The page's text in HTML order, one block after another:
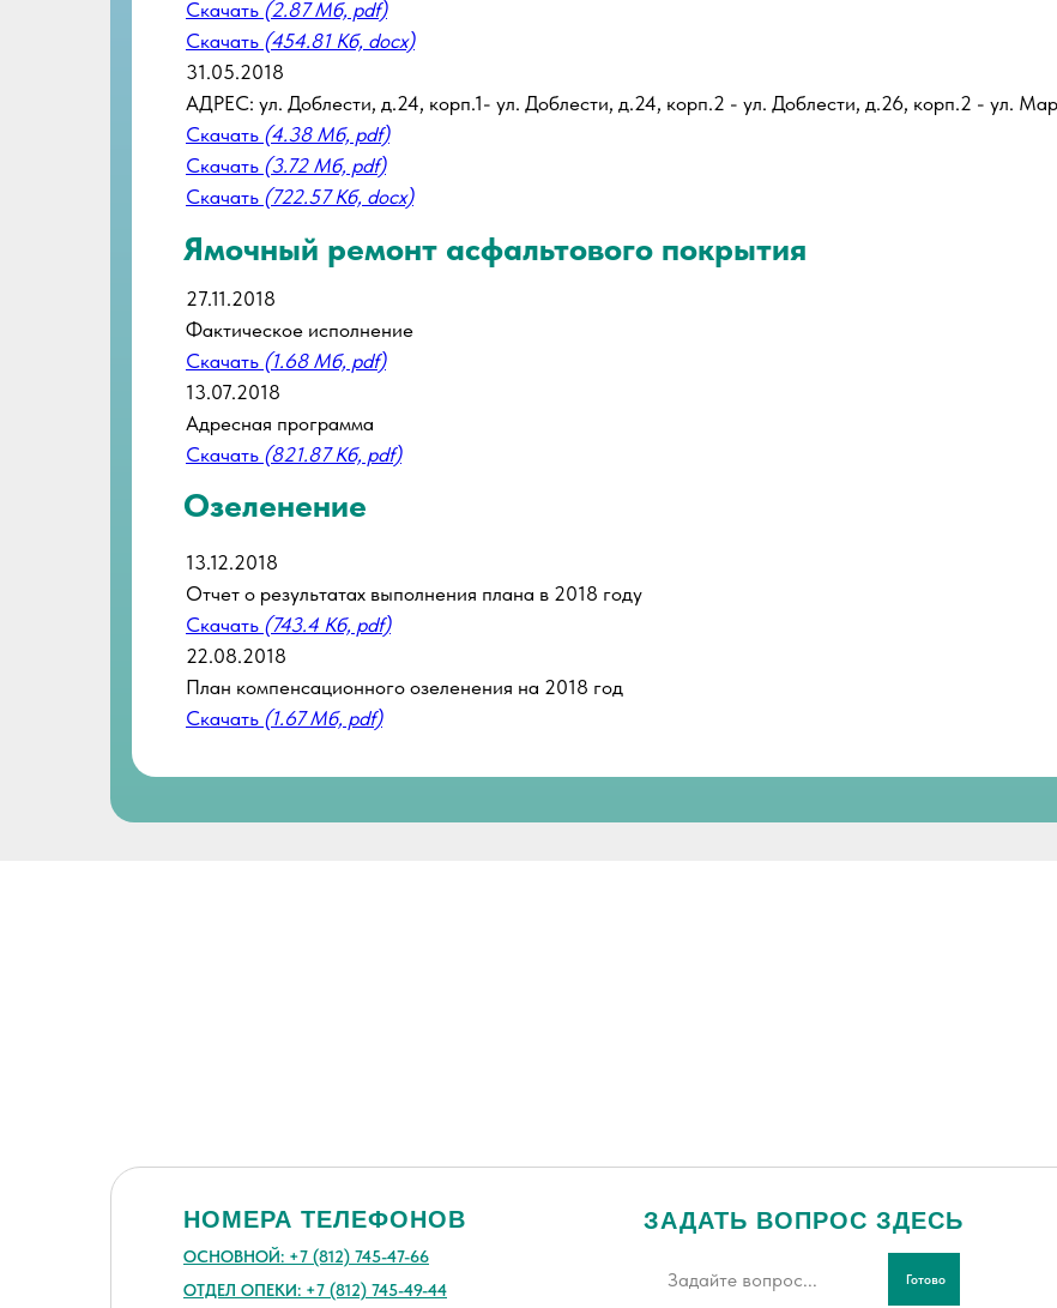
Ямочный ремонт асфальтового покрытия
Озеленение
Скачать (2.87 Мб, pdf)
Скачать (454.81 Кб, docx)
31.05.2018
АДРЕС: ул. Доблести, д.24, корп.1- ул. Доблести, д.24, корп.2 - ул. Доблести, д.26, корп.2 - ул.
Скачать (4.38 Мб, pdf)
Скачать (3.72 Мб, pdf)
Скачать (722.57 Кб, docx)
27.11.2018
Фактическое исполнение
Скачать (1.68 Мб, pdf)
13.07.2018
Адресная программа
Скачать (821.87 Кб, pdf)
13.12.2018
Отчет о результатах выполнения плана в 2018 году
Скачать (743.4 Кб, pdf)
22.08.2018
План компенсационного озеленения на 2018 год
Скачать (1.67 Мб, pdf)
НОМЕРА ТЕЛЕФОНОВ
ОСНОВНОЙ: +7 (812) 745-47-66
ОТДЕЛ ОПЕКИ: +7 (812) 745-49-44
Готово
ЗАДАТЬ ВОПРОС ЗДЕСЬ